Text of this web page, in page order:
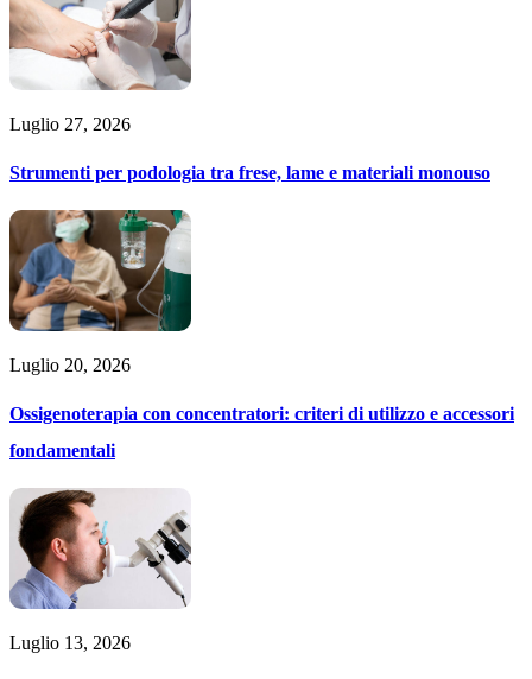
Luglio 27, 2026
Strumenti per podologia tra frese, lame e materiali monouso
Luglio 20, 2026
Ossigenoterapia con concentratori: criteri di utilizzo e accessori
fondamentali
Luglio 13, 2026